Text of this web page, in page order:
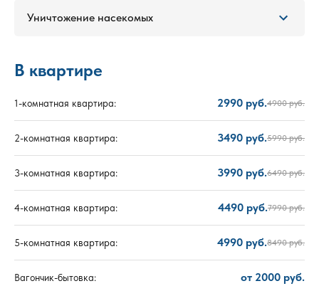
Уничтожение насекомых
В квартире
1-комнатная квартира: 2990 руб.4900 руб.
2-комнатная квартира: 3490 руб.5990 руб.
3-комнатная квартира: 3990 руб.6490 руб.
4-комнатная квартира: 4490 руб.7990 руб.
5-комнатная квартира: 4990 руб.8490 руб.
Вагончик-бытовка: от 2000 руб.